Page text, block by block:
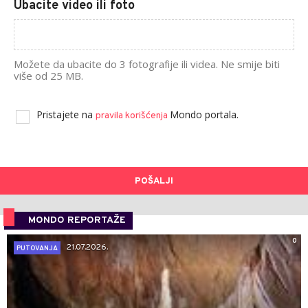
Ubacite video ili foto
Možete da ubacite do 3 fotografije ili videa. Ne smije biti
više od 25 MB.
Pristajete na pravila korišćenja Mondo portala.
POŠALJI
MONDO REPORTAŽE
0
PUTOVANJA
21.07.2026.